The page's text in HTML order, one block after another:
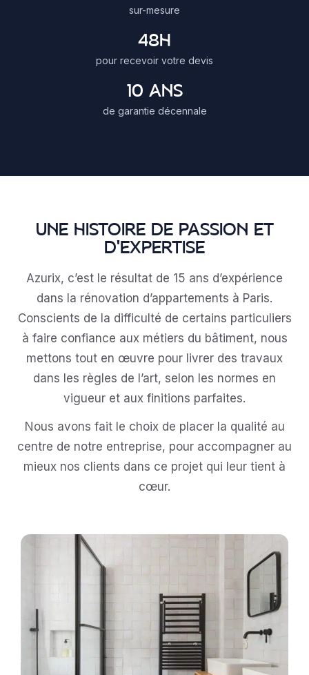
sur-mesure
48H
pour recevoir votre devis
10 ANS
de garantie décennale
UNE HISTOIRE DE PASSION ET
D'EXPERTISE
Azurix, c’est le résultat de 15 ans d’expérience
dans la rénovation d’appartements à Paris.
Conscients de la difficulté de certains particuliers
à faire confiance aux métiers du bâtiment, nous
mettons tout en œuvre pour livrer des travaux
dans les règles de l’art, selon les normes en
vigueur et aux finitions parfaites.
Nous avons fait le choix de placer la qualité au
centre de notre entreprise, pour accompagner au
mieux nos clients dans ce projet qui leur tient à
cœur.